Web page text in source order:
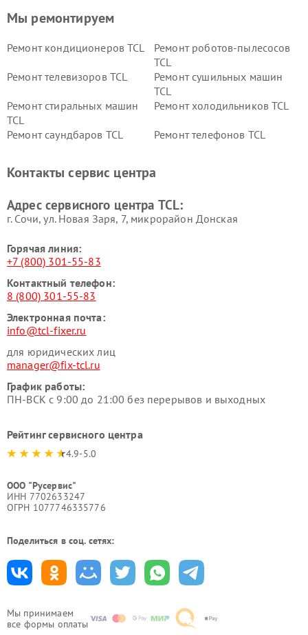
Мы принимаем
все формы оплаты
Мы ремонтируем
Ремонт кондиционеров TCL
Ремонт роботов-пылесосов
TCL
Ремонт телевизоров TCL
Ремонт сушильных машин
TCL
Ремонт стиральных машин
TCL
Ремонт холодильников TCL
Ремонт саундбаров TCL Ремонт телефонов TCL
Контакты сервис центра
Адрес сервисного центра TCL:
г. Сочи, ул. Новая Заря, 7, микрорайон Донская
Горячая линия:
+7 (800) 301-55-83
Контактный телефон:
8 (800) 301-55-83
Электронная почта:
info@tcl-fixer.ru
для юридических лиц
manager@fix-tcl.ru
График работы:
ПН-ВСК с 9:00 до 21:00 без перерывов и выходных
Рейтинг сервисного центра
4.9-5.0
ООО "Русервис"
ИНН 7702633247
ОГРН 1077746335776
Поделиться в соц. сетях: